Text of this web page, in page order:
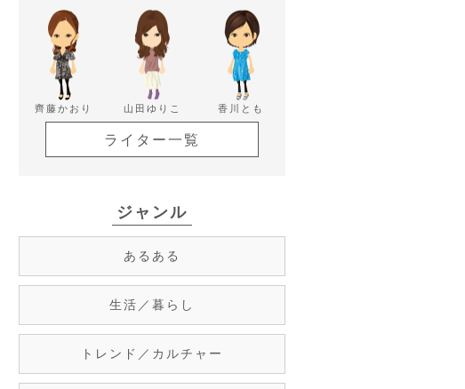
齊藤かおり 山田ゆりこ 香川とも
ライター一覧
ジャンル
あるある
生活／暮らし
トレンド／カルチャー